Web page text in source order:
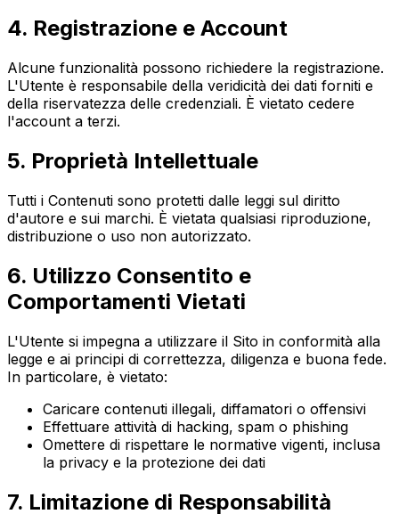
4. Registrazione e Account
Alcune funzionalità possono richiedere la registrazione.
L'Utente è responsabile della veridicità dei dati forniti e
della riservatezza delle credenziali. È vietato cedere
l'account a terzi.
5. Proprietà Intellettuale
Tutti i Contenuti sono protetti dalle leggi sul diritto
d'autore e sui marchi. È vietata qualsiasi riproduzione,
distribuzione o uso non autorizzato.
6. Utilizzo Consentito e
Comportamenti Vietati
L'Utente si impegna a utilizzare il Sito in conformità alla
legge e ai principi di correttezza, diligenza e buona fede.
In particolare, è vietato:
Caricare contenuti illegali, diffamatori o offensivi
Effettuare attività di hacking, spam o phishing
Omettere di rispettare le normative vigenti, inclusa
la privacy e la protezione dei dati
7. Limitazione di Responsabilità